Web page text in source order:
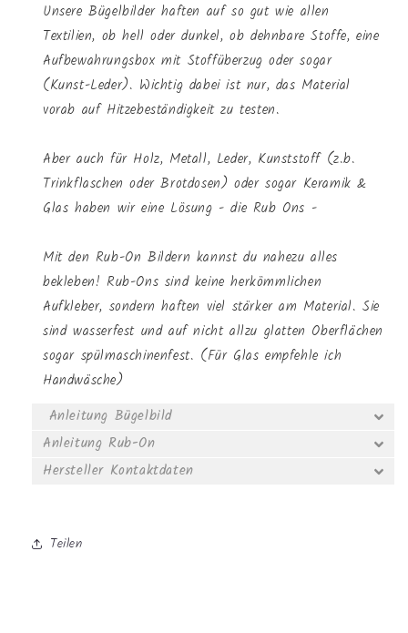
Unsere Bügelbilder haften auf so gut wie allen
Textilien, ob hell oder dunkel, ob dehnbare Stoffe, eine
Aufbewahrungsbox mit Stoffüberzug oder sogar
(Kunst-Leder). Wichtig dabei ist nur, das Material
vorab auf Hitzebeständigkeit zu testen.
Aber auch für Holz, Metall, Leder, Kunststoff (z.b.
Trinkflaschen oder Brotdosen) oder sogar Keramik &
Glas haben wir eine Lösung - die Rub Ons -
Mit den Rub-On Bildern kannst du nahezu alles
bekleben! Rub-Ons sind keine herkömmlichen
Aufkleber, sondern haften viel stärker am Material. Sie
sind wasserfest und auf nicht allzu glatten Oberflächen
sogar spülmaschinenfest. (Für Glas empfehle ich
Handwäsche)
Anleitung Bügelbild
Anleitung Rub-On
Hersteller Kontaktdaten
Teilen